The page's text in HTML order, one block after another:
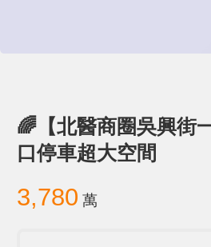
🌈【北醫商圈吳興街
口停車超大空間
3,780 萬